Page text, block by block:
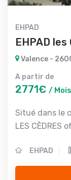
EHPAD
EHPAD les
Valence -
A partir de
2771€ / Mois
Situé dans le
LES CÈDRES
EHPAD